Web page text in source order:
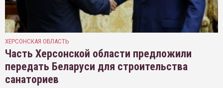
ХЕРСОНСКАЯ ОБЛАСТЬ
Часть Херсонской области предложили
передать Беларуси для строительства
санаториев